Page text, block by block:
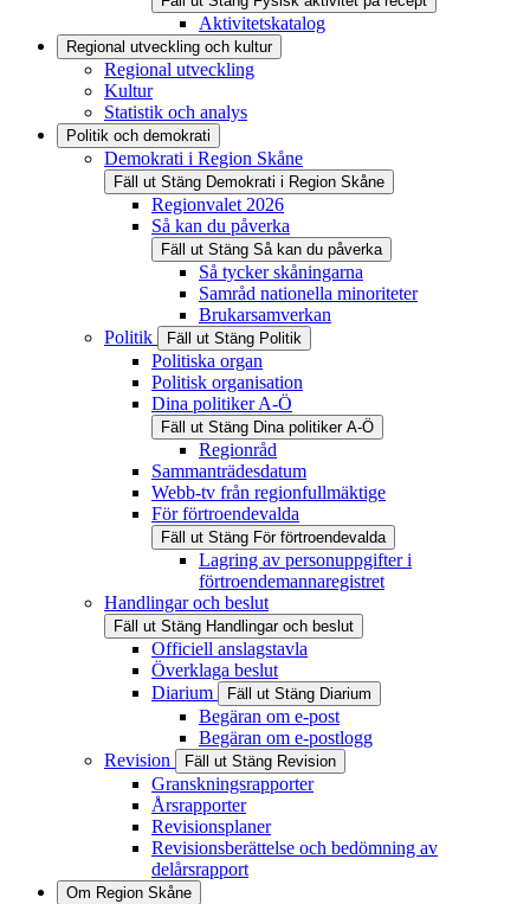
Aktivitetskatalog
Regional utveckling och kultur
Regional utveckling
Kultur
Statistik och analys
Politik och demokrati
Demokrati i Region Skåne
Fäll ut Stäng Demokrati i Region Skåne
Regionvalet 2026
Så kan du påverka
Fäll ut Stäng Så kan du påverka
Så tycker skåningarna
Samråd nationella minoriteter
Brukarsamverkan
Politik
Fäll ut Stäng Politik
Politiska organ
Politisk organisation
Dina politiker A-Ö
Fäll ut Stäng Dina politiker A-Ö
Regionråd
Sammanträdesdatum
Webb-tv från regionfullmäktige
För förtroendevalda
Fäll ut Stäng För förtroendevalda
Lagring av personuppgifter i
förtroendemannaregistret
Handlingar och beslut
Fäll ut Stäng Handlingar och beslut
Officiell anslagstavla
Överklaga beslut
Diarium
Fäll ut Stäng Diarium
Begäran om e-post
Begäran om e-postlogg
Revision
Fäll ut Stäng Revision
Granskningsrapporter
Årsrapporter
Revisionsplaner
Revisionsberättelse och bedömning av
delårsrapport
Om Region Skåne